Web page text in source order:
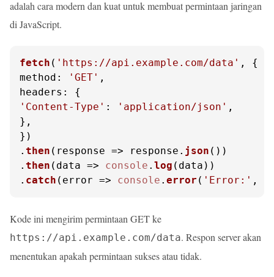
adalah cara modern dan kuat untuk membuat permintaan jaringan
di JavaScript.
fetch ( 'https://api.example.com/data'
method : 'GET'
headers
'Content-Type' : 'application/json' ,
},
})
. then ( response => response. json ())
. then ( data => console . log (data))
. catch ( error => console . error ( 'Error:' ,
Kode ini mengirim permintaan GET ke
https://api.example.com/data. Respon server akan
menentukan apakah permintaan sukses atau tidak.